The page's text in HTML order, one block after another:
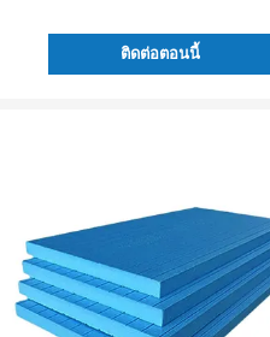
ติดต่อตอนนี้